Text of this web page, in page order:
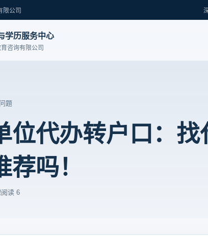
限公司
学历服务中心
咨询有限公司
题
位代办转户口：
吗！
阅读 6